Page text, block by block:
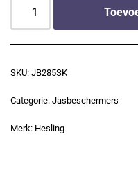
SKU: JB285SK
Categorie: Jasbeschermers
Merk: Hesling